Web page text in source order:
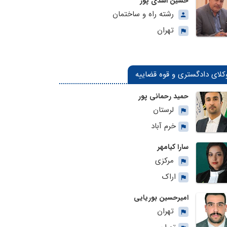
رشته راه و ساختمان
تهران
دادگستری و قوه قضاییه
حمید رحمانی پور
لرستان
خرم آباد
سارا کیامهر
مرکزی
اراک
امیرحسین بوریایی
تهران